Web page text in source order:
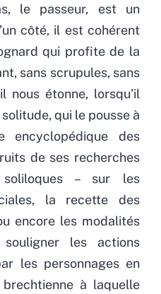
le passeur, est un
côté, il est cohérent
qui profite de la
sans scrupules, sans
nous étonne, lorsqu’il
qui le pousse à
encyclopédique des
de ses recherches
– sur les
la recette des
encore les modalités
les actions
les personnages en
à laquelle